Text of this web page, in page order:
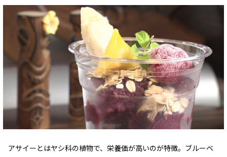
アサイーとはヤシ科の植物で、栄養価が高いのが特徴。ブルーベ